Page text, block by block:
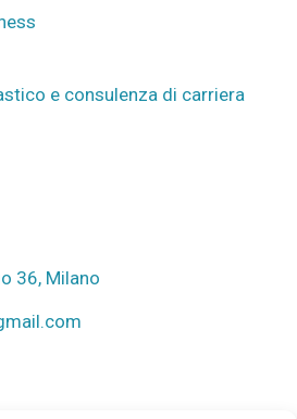
e consulenza di carriera
36, Milano